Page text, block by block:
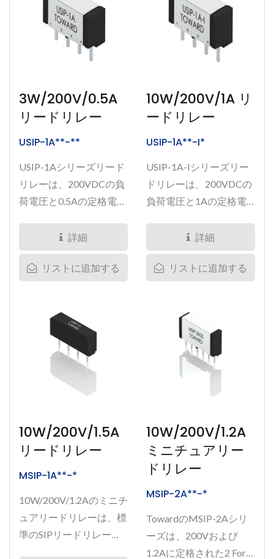
ングなどの高電圧・高出
力アプリケーションに最
適です。
3W/200V/0.5A
リードリレー
USIP-1A**-**
USIP-1Aシリーズリード
リレーは、200VDCの負
荷電圧と0.5Aの定格電流
り、低電力アプリケーシ
ョンに最適なソリューシ
ョンを提供します。サイ
詳細
リストに追加する
10W/200V/1A リ
ードリレー
USIP-1A**-I*
USIP-1A-Iシリーズリー
ドリレーは、200VDCの
負荷電圧と1Aの定格電
されており、コンパクト
な形状で堅牢な性能を提
供します。寸法は
詳細
リストに追加する
10W/200V/1.5A
リードリレー
MSIP-1A**-*
10W/200V/1.2Aのミニチ
ュアリードリレーは、標
準のSIPリードリレーと
10W/200V/1.2A
ミニチュアリー
ドリレー
MSIP-2A**-*
TowardのMSIP-2Aシリ
ーズは、200Vおよび
1.2Aに定格された2 Form